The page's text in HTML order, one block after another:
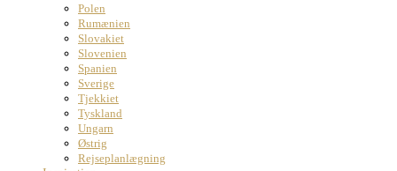
Polen
Rumænien
Slovakiet
Slovenien
Spanien
Sverige
Tjekkiet
Tyskland
Ungarn
Østrig
Rejseplanlægning